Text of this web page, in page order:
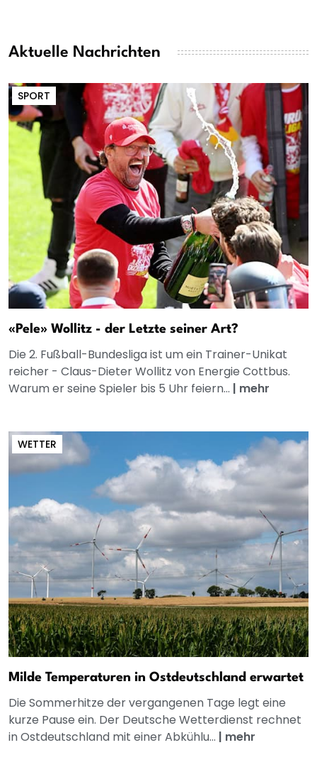
Aktuelle Nachrichten
SPORT
«Pele» Wollitz - der Letzte seiner Art?
Die 2. Fußball-Bundesliga ist um ein Trainer-Unikat
reicher - Claus-Dieter Wollitz von Energie Cottbus.
Warum er seine Spieler bis 5 Uhr feiern... | mehr
WETTER
Milde Temperaturen in Ostdeutschland erwartet
Die Sommerhitze der vergangenen Tage legt eine
kurze Pause ein. Der Deutsche Wetterdienst rechnet
in Ostdeutschland mit einer Abkühlu... | mehr